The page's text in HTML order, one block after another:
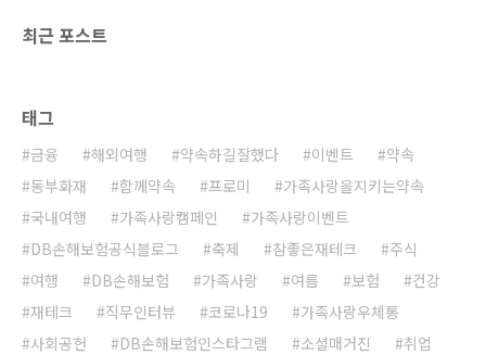
최근 포스트
태그
금융 해외여행 약속하길잘했다 이벤트
약속
동부화재
함께약속 프로미
가족사랑을지키는약속
국내여행
가족사랑캠페인
가족사랑이벤트
DB손해보험공식블로그
축제 참좋은재테크
주식
여행
DB손해보험 가족사랑 여름 보험
건강
재테크
직무인터뷰 코로나19
가족사랑우체통
사회공헌
DB손해보험인스타그램 소셜매거진 취업